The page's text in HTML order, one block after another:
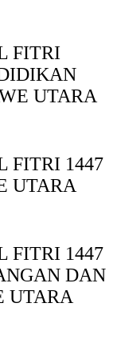
FITRI
UTARA
FITRI 1447
UTARA
FITRI 1447
DAN
UTARA